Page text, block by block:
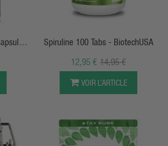
et il faudrait, à notre avis,
sous un
label biologique européen
B et chlorophylle, soutien immunitaire
: protéine végétale complète riche en
anti-allergène à la whey.
: super-fruit riche en antioxydants,
APERÇU RAPIDE
Spiruline 100 Tabs - BiotechUSA
14,95 €
12,95 €
VOIR L’ARTICLE